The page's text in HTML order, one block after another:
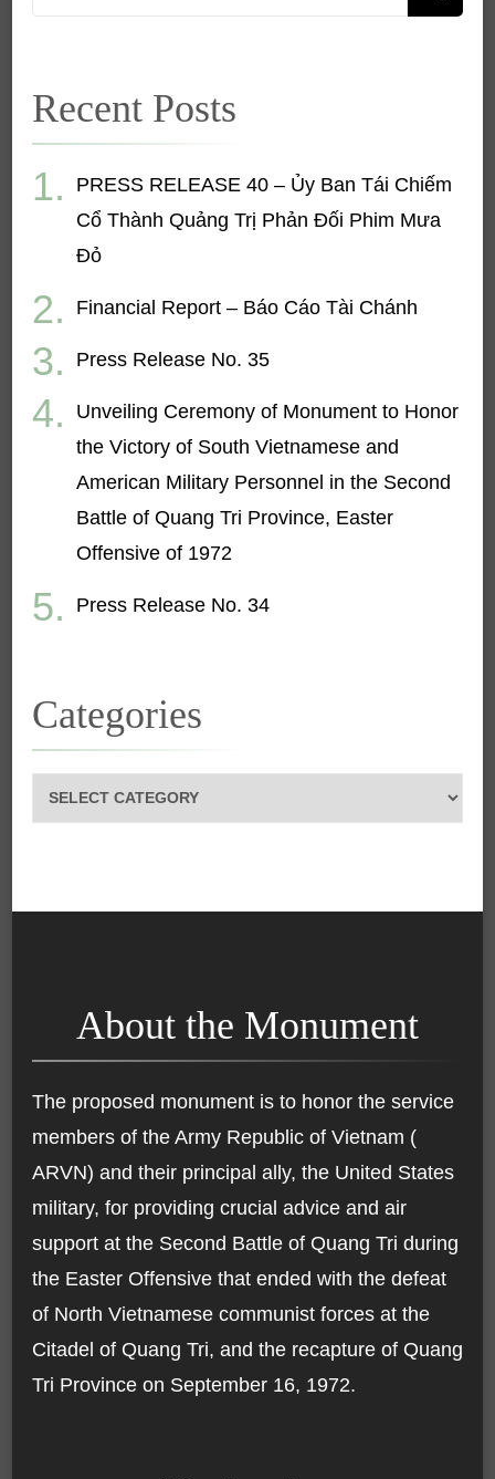
for:
Recent Posts
PRESS RELEASE 40 – Ủy Ban Tái Chiếm
Cổ Thành Quảng Trị Phản Đối Phim Mưa
Đỏ
Financial Report – Báo Cáo Tài Chánh
Press Release No. 35
Unveiling Ceremony of Monument to Honor
the Victory of South Vietnamese and
American Military Personnel in the Second
Battle of Quang Tri Province, Easter
Offensive of 1972
Press Release No. 34
Categories
Categories
About the Monument
The proposed monument is to honor the service
members of the Army Republic of Vietnam (
ARVN) and their principal ally, the United States
military, for providing crucial advice and air
support at the Second Battle of Quang Tri during
the Easter Offensive that ended with the defeat
of North Vietnamese communist forces at the
Citadel of Quang Tri, and the recapture of Quang
Tri Province on September 16, 1972.